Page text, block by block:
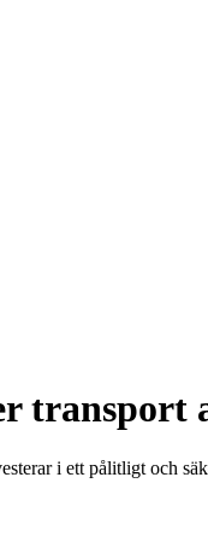
transport
i ett pålitligt och